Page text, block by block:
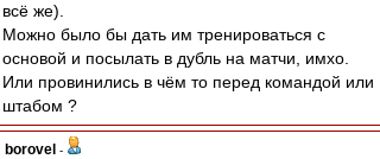
всё же).
Можно было бы дать им тренироваться с
основой и посылать в дубль на матчи, имхо.
Или провинились в чём то перед командой или
штабом ?
borovel -